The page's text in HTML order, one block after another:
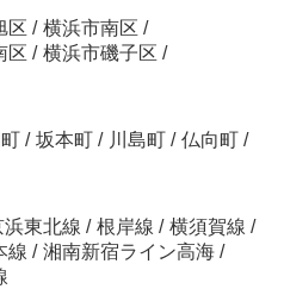
区 / 横浜市南区 /
区 / 横浜市磯子区 /
/ 坂本町 / 川島町 / 仏向町 /
浜東北線 / 根岸線 / 横須賀線 /
線 / 湘南新宿ライン高海 /